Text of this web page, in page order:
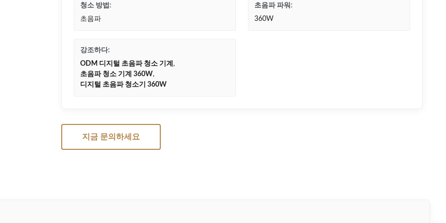
청소 방법:
초음파
초음파 파워:
360W
강조하다:
ODM 디지털 초음파 청소 기계 ,
초음파 청소 기계 360W,
디지털 초음파 청소기 360W
지금 문의하세요